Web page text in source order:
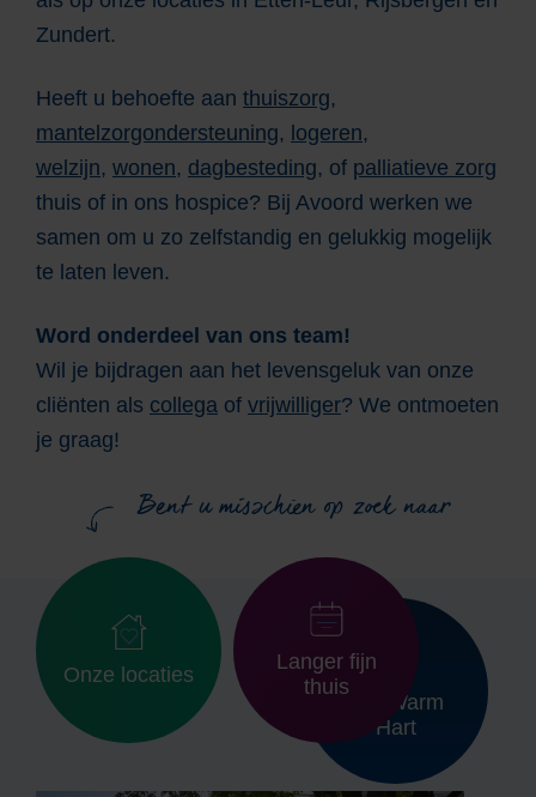
Zundert.
Heeft u behoefte aan thuiszorg,
mantelzorgondersteuning, ­ logeren,
welzijn, wonen, dagbesteding, of palliatieve zorg
thuis of in ons hospice? Bij Avoord werken we
samen om u zo zelfstandig en gelukkig mogelijk
te laten leven.
Word onderdeel van ons team!
Wil je bijdragen aan het levensgeluk van onze
cliënten als collega of vrijwilliger? We ontmoeten
je graag!
Bent u misschien op zoek naar
Onze ­locaties
Het Warm
Hart
Langer fijn
thuis